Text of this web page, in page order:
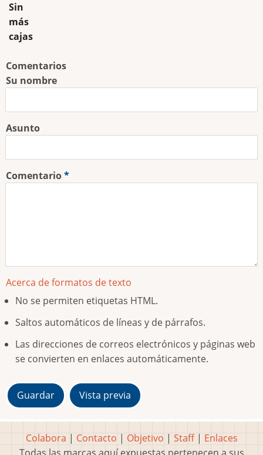
Sin
más
cajas
Comentarios
Su nombre
Asunto
Comentario
Acerca de formatos de texto
No se permiten etiquetas HTML.
Saltos automáticos de líneas y de párrafos.
Las direcciones de correos electrónicos y páginas web
se convierten en enlaces automáticamente.
Colabora | Contacto | Objetivo | Staff| Enlaces
Todas las marcas aquí expuestas pertenecen a sus